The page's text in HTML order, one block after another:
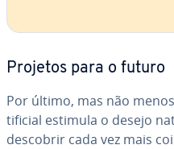
Projetos para o futuro
Por último, mas não
ti­fi­cial estimula o desejo
descobrir cada vez mais